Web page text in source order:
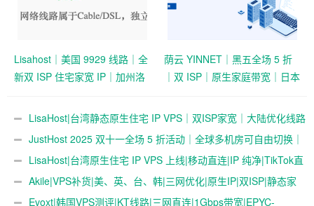
Lisahost｜美国 9929 线路｜全
新双 ISP 住宅家宽 IP｜加州洛
｜支持
TikTok/ChatGPT/Claude
荫云 YINNET｜黑五全场 5 折
｜双 ISP｜原生家庭带宽｜日本
LisaHost|台湾静态原生住宅 IP VPS｜双ISP家宽｜大陆优化线路
｜纯净新原生 IP 段
JustHost 2025 双十一全场 5 折活动｜全球多机房可自由切换｜
1vCPU / 1G / 20G NVMe / 不限流量
LisaHost|台湾原生住宅 IP VPS 上线|移动直连|IP 纯净|TikTok直
播 Akile|VPS补货|美、英、台、韩|三网优化|原生IP|双ISP|静态家
宽 Evoxt|韩国VPS测评|KT线路|三网直连|1Gbps带宽|EPYC-